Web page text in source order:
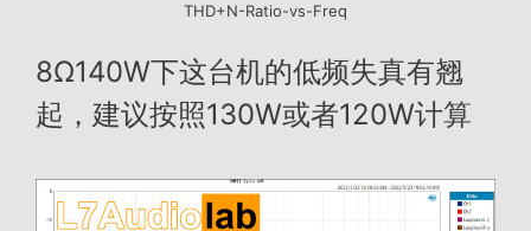
THD+N-Ratio-vs-Freq
8Ω140W下这台机的低频失真有翘
起，建议按照130W或者120W计算